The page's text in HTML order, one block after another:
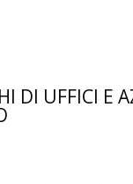
DI UFFICI E